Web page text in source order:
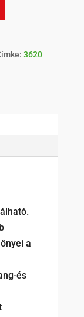
3620
a
és